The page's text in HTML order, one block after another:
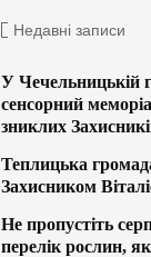
Недавні записи
У Чечельницькій
сенсорний
зниклих
Теплицька
Захисником
Не пропустіть
перелік рослин,